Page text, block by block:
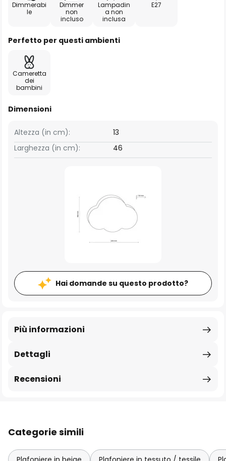
Dimmerabi
le
Dimmer
non
incluso
Lampadin
a non
inclusa
E27
Perfetto per questi ambienti
Cameretta
dei
bambini
Dimensioni
Larghezza (in cm): 46
Altezza (in cm): 13
Hai domande su questo prodotto?
Dettagli
Più informazioni
Recensioni
Categorie simili